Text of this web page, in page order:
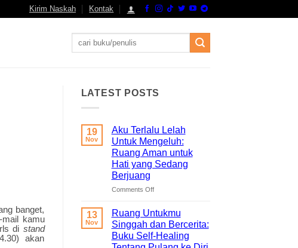
Kirim Naskah Kontak
Search
banget,
kamu
di stand
akan
LATEST POSTS
19
Nov
Aku Terlalu Lelah
Untuk Mengeluh:
Ruang Aman untuk
Hati yang Sedang
Berjuang
Comments Offon
Terlalu
Lelah
Untuk
Mengeluh:
13
Nov
Ruang Untukmu
Singgah dan Bercerita:
Buku Self-Healing